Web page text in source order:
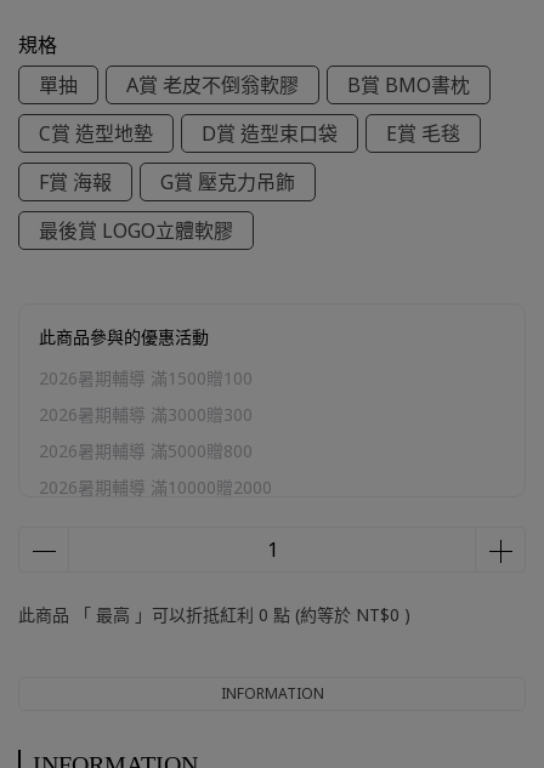
規格
單抽
A賞 老皮不倒翁軟膠
B賞 BMO書枕
C賞 造型地墊
D賞 造型束口袋
E賞 毛毯
F賞 海報
G賞 壓克力吊飾
最後賞 LOGO立體軟膠
此商品參與的優惠活動
2026暑期輔導 滿1500贈100
2026暑期輔導 滿3000贈300
2026暑期輔導 滿5000贈800
2026暑期輔導 滿10000贈2000
此商品 「 最高 」可以折抵紅利 0 點 (約等於 NT$0 )
INFORMATION